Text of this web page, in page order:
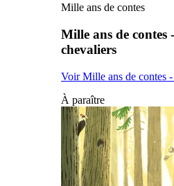
Mille ans de contes
Mille ans de contes
chevaliers
Voir Mille ans de contes
À paraître